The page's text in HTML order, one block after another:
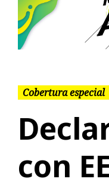
Cobertura especial
con